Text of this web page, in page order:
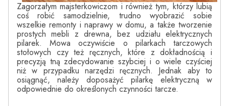
Zagorzałym majsterkowiczom i również tym, którzy lubią
coś robić samodzielnie, trudno wyobrazić sobie
wszelkie remonty i naprawy w domu, a także tworzenie
prostych mebli z drewna, bez udziału elektrycznych
pilarek. Mowa oczywiście o pilarkach tarczowych
stołowych czy też ręcznych, które z dokładnością i
precyzją tną zdecydowanie szybciej i o wiele czyściej
niż w przypadku narzędzi ręcznych. Jednak aby to
osiągnąć, należy doposażyć pilarkę elektryczną w
odpowiednie do określonych czynności tarcze.